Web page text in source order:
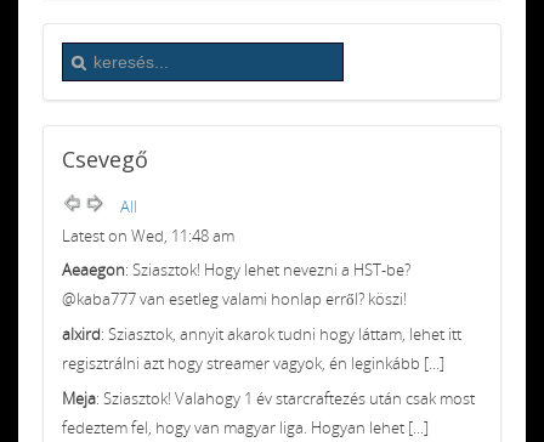
Csevegő
All
Latest on Wed, 11:48 am
Aeaegon: Sziasztok! Hogy lehet nevezni a HST-be?
@kaba777 van esetleg valami honlap erről? köszi!
alxird: Sziasztok, annyit akarok tudni hogy láttam, lehet itt
regisztrálni azt hogy streamer vagyok, én leginkább [...]
Meja: Sziasztok! Valahogy 1 év starcraftezés után csak most
fedeztem fel, hogy van magyar liga. Hogyan lehet [...]